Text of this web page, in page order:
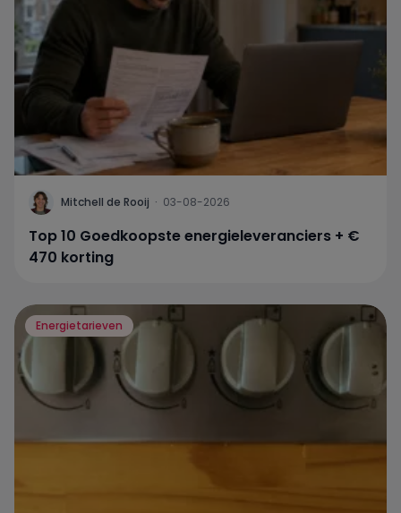
Mitchell de Rooij · 03-08-2026
Top 10 Goedkoopste energieleveranciers + €
470 korting
Energietarieven